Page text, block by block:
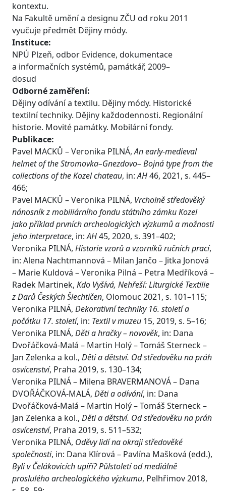
kontextu.
Na Fakultě umění a designu ZČU od roku 2011
vyučuje předmět Dějiny módy.
Instituce:
NPÚ Plzeň, odbor Evidence, dokumentace
a informačních systémů, památkář, 2009–
dosud
Odborné zaměření:
Dějiny odívání a textilu. Dějiny módy. Historické
textilní techniky. Dějiny každodennosti. Regionální
historie. Movité památky. Mobilární fondy.
Publikace:
Pavel MACKŮ – Veronika PILNÁ,An early-medieval
helmet of the Stromovka–Gnezdovo– Bojná type from the
collections of the Kozel chateau, in:AH46, 2021, s. 445–
466;
Pavel MACKŮ – Veronika PILNÁ, Vrcholně středověký
nánosník z mobiliárního fondu státního zámku Kozel
jako příklad prvních archeologických výzkumů a možnosti
jeho interpretace, in:AH45, 2020, s. 391–402;
Veronika PILNÁ, Historie vzorů a vzorníků ručních prací,
in: Alena Nachtmannová – Milan Jančo – Jitka Jonová
– Marie Kuldová – Veronika Pilná – Petra Medříková –
Radek Martinek, Kdo Vyšívá, Nehřeší: Liturgické Textilie
z Darů Českých Šlechtičen, Olomouc 2021, s. 101–115;
Veronika PILNÁ, Dekorativní techniky 16. století a
počátku 17. století, in: Textil v muzeu 15, 2019, s. 5–16;
Veronika PILNÁ, Děti a hračky – novověk, in: Dana
Dvořáčková-Malá – Martin Holý – Tomáš Sterneck –
Jan Zelenka a kol., Děti a dětství. Od středověku na práh
osvícenství, Praha 2019, s. 130–134;
Veronika PILNÁ – Milena BRAVERMANOVÁ – Dana
DVOŘÁČKOVÁ-MALÁ, Děti a odívání, in: Dana
Dvořáčková-Malá – Martin Holý – Tomáš Sterneck –
Jan Zelenka a kol., Děti a dětství. Od středověku na práh
osvícenství, Praha 2019, s. 511–532;
Veronika PILNÁ, Oděvy lidí na okraji středověké
společnosti, in: Dana Klírová – Pavlína Mašková (edd.),
Byli v Čelákovicích upíři? Půlstoletí od mediálně
proslulého archeologického výzkumu, Pelhřimov 2018,